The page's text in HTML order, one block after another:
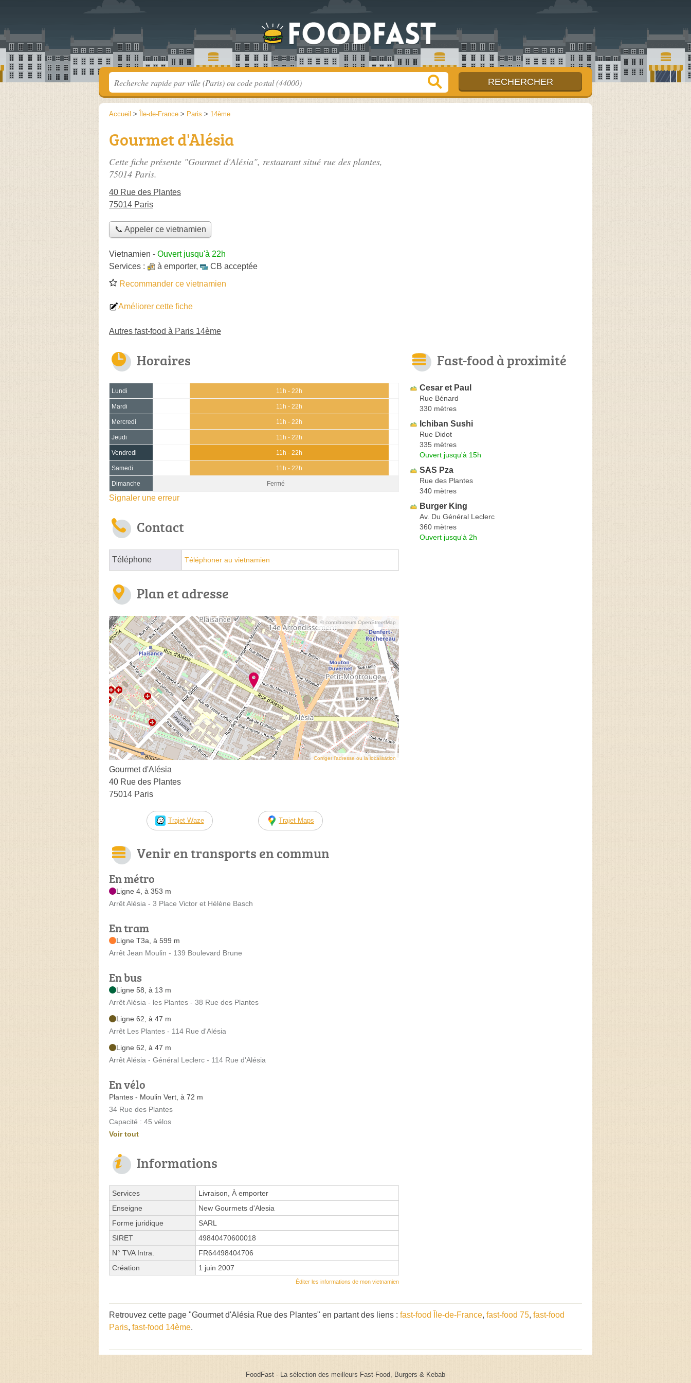
Accueil > Île-de-France > Paris > 14ème
Gourmet d'Alésia
Cette fiche présente "Gourmet d'Alésia", restaurant situé rue des plantes,
75014 Paris.
40 Rue des Plantes
75014 Paris
📞 Appeler ce vietnamien
Vietnamien - Ouvert jusqu'à 22h
Services :
à emporter,
CB acceptée
Recommander ce vietnamien
Améliorer cette fiche
Autres fast-food à Paris 14ème
Horaires
Lundi 11h - 22h
Mardi 11h - 22h
Mercredi 11h - 22h
Jeudi 11h - 22h
Vendredi 11h - 22h
Samedi 11h - 22h
Dimanche Fermé
Signaler une erreur
Contact
Téléphone Téléphoner au vietnamien
Plan et adresse
© contributeurs OpenStreetMap
Corriger l’adresse ou la localisation
Gourmet d'Alésia
40 Rue des Plantes
75014 Paris
Trajet Waze Trajet Maps
Venir en transports en commun
En métro
Ligne 4, à 353 m
Arrêt Alésia - 3 Place Victor et Hélène Basch
En tram
Ligne T3a, à 599 m
Arrêt Jean Moulin - 139 Boulevard Brune
En bus
Ligne 58, à 13 m
Arrêt Alésia - les Plantes - 38 Rue des Plantes
Ligne 62, à 47 m
Arrêt Les Plantes - 114 Rue d'Alésia
Ligne 62, à 47 m
Arrêt Alésia - Général Leclerc - 114 Rue d'Alésia
En vélo
Plantes - Moulin Vert, à 72 m
34 Rue des Plantes
Capacité : 45 vélos
Voir tout
Informations
Services
Livraison, À emporter
Enseigne
New Gourmets d'Alesia
Forme juridique
SARL
SIRET
49840470600018
N° TVA Intra.
FR64498404706
Création
1 juin 2007
Éditer les informations de mon vietnamien
Fast-food à proximité
Cesar et Paul
Rue Bénard
330 mètres
Ichiban Sushi
Rue Didot
335 mètres
Ouvert jusqu'à 15h
SAS Pza
Rue des Plantes
340 mètres
Burger King
Av. Du Général Leclerc
360 mètres
Ouvert jusqu'à 2h
Retrouvez cette page "Gourmet d'Alésia Rue des Plantes" en partant des liens : fast-food Île-de-France, fast-food 75, fast-food
Paris, fast-food 14ème.
FoodFast - La sélection des meilleurs Fast-Food, Burgers & Kebab